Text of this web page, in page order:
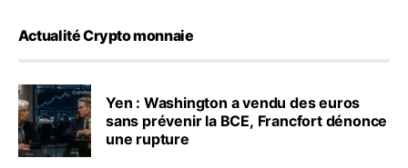
Actualité Crypto monnaie
Yen : Washington a vendu des euros
sans prévenir la BCE, Francfort dénonce
une rupture